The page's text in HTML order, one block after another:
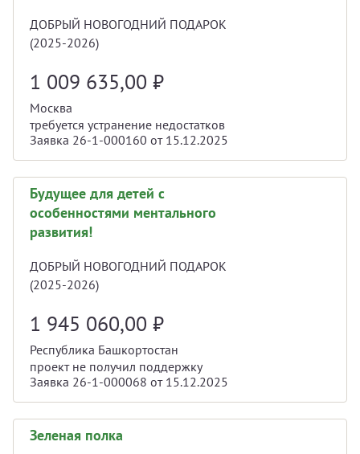
ДОБРЫЙ НОВОГОДНИЙ ПОДАРОК
(2025-2026)
1 009 635,00 ₽
Москва
требуется устранение недостатков
Заявка 26-1-000160 от 15.12.2025
Будущее для детей с
особенностями ментального
развития!
ДОБРЫЙ НОВОГОДНИЙ ПОДАРОК
(2025-2026)
1 945 060,00 ₽
Республика Башкортостан
проект не получил поддержку
Заявка 26-1-000068 от 15.12.2025
Зеленая полка